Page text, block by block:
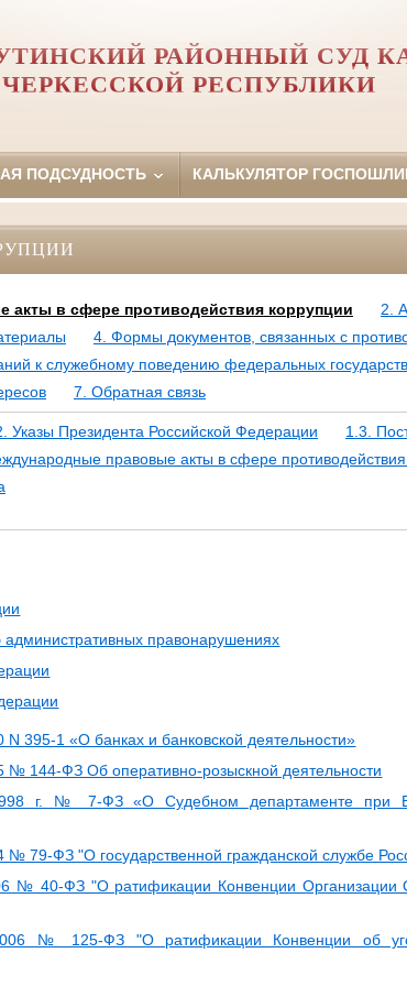
РАЙОННЫЙ СУД
ЧЕРКЕССКОЙ РЕСПУБЛИКИ
ПОДСУДНОСТЬ КАЛЬКУЛЯТОР
акты в сфере противодействия коррупции
2.
4. Формы документов, связанных с
к служебному поведению федеральных
7. Обратная связь
Указы Президента Российской Федерации
1.3.
правовые акты в сфере
правонарушениях
395-1 «О банках и банковской деятельности»
№ 144-ФЗ Об оперативно-розыскной деятельности
г. № 7-ФЗ «О Судебном департаменте при
№ 79-ФЗ "О государственной гражданской службе
№ 40-ФЗ "О ратификации Конвенции Организации
№ 125-ФЗ "О ратификации Конвенции об